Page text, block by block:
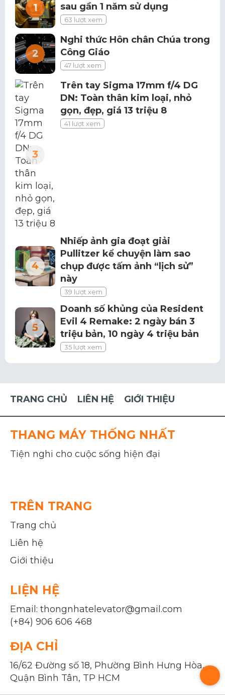
sau gần 1 năm sử dụng
63 lượt xem
Nghi thức Hôn chân Chúa trong
Công Giáo
47 lượt xem
Trên tay Sigma 17mm f/4 DG
DN: Toàn thân kim loại, nhỏ
gọn, đẹp, giá 13 triệu 8
41 lượt xem
Nhiếp ảnh gia đoạt giải
Pullitzer kể chuyện làm sao
chụp được tấm ảnh “lịch sử”
này
39 lượt xem
Doanh số khủng của Resident
Evil 4 Remake: 2 ngày bán 3
triệu bản, 10 ngày 4 triệu bản
35 lượt xem
TRANG CHỦ LIÊN HỆ GIỚI THIỆU
THANG MÁY THỐNG NHẤT
Tiện nghi cho cuộc sống hiện đại
TRÊN TRANG
Trang chủ
Liên hệ
Giới thiệu
LIỆN HỆ
Email: thongnhatelevator@gmail.com
(+84) 906 606 468
ĐỊA CHỈ
16/62 Đường số 18, Phường Bình Hưng Hòa,
Quận Bình Tân, TP HCM